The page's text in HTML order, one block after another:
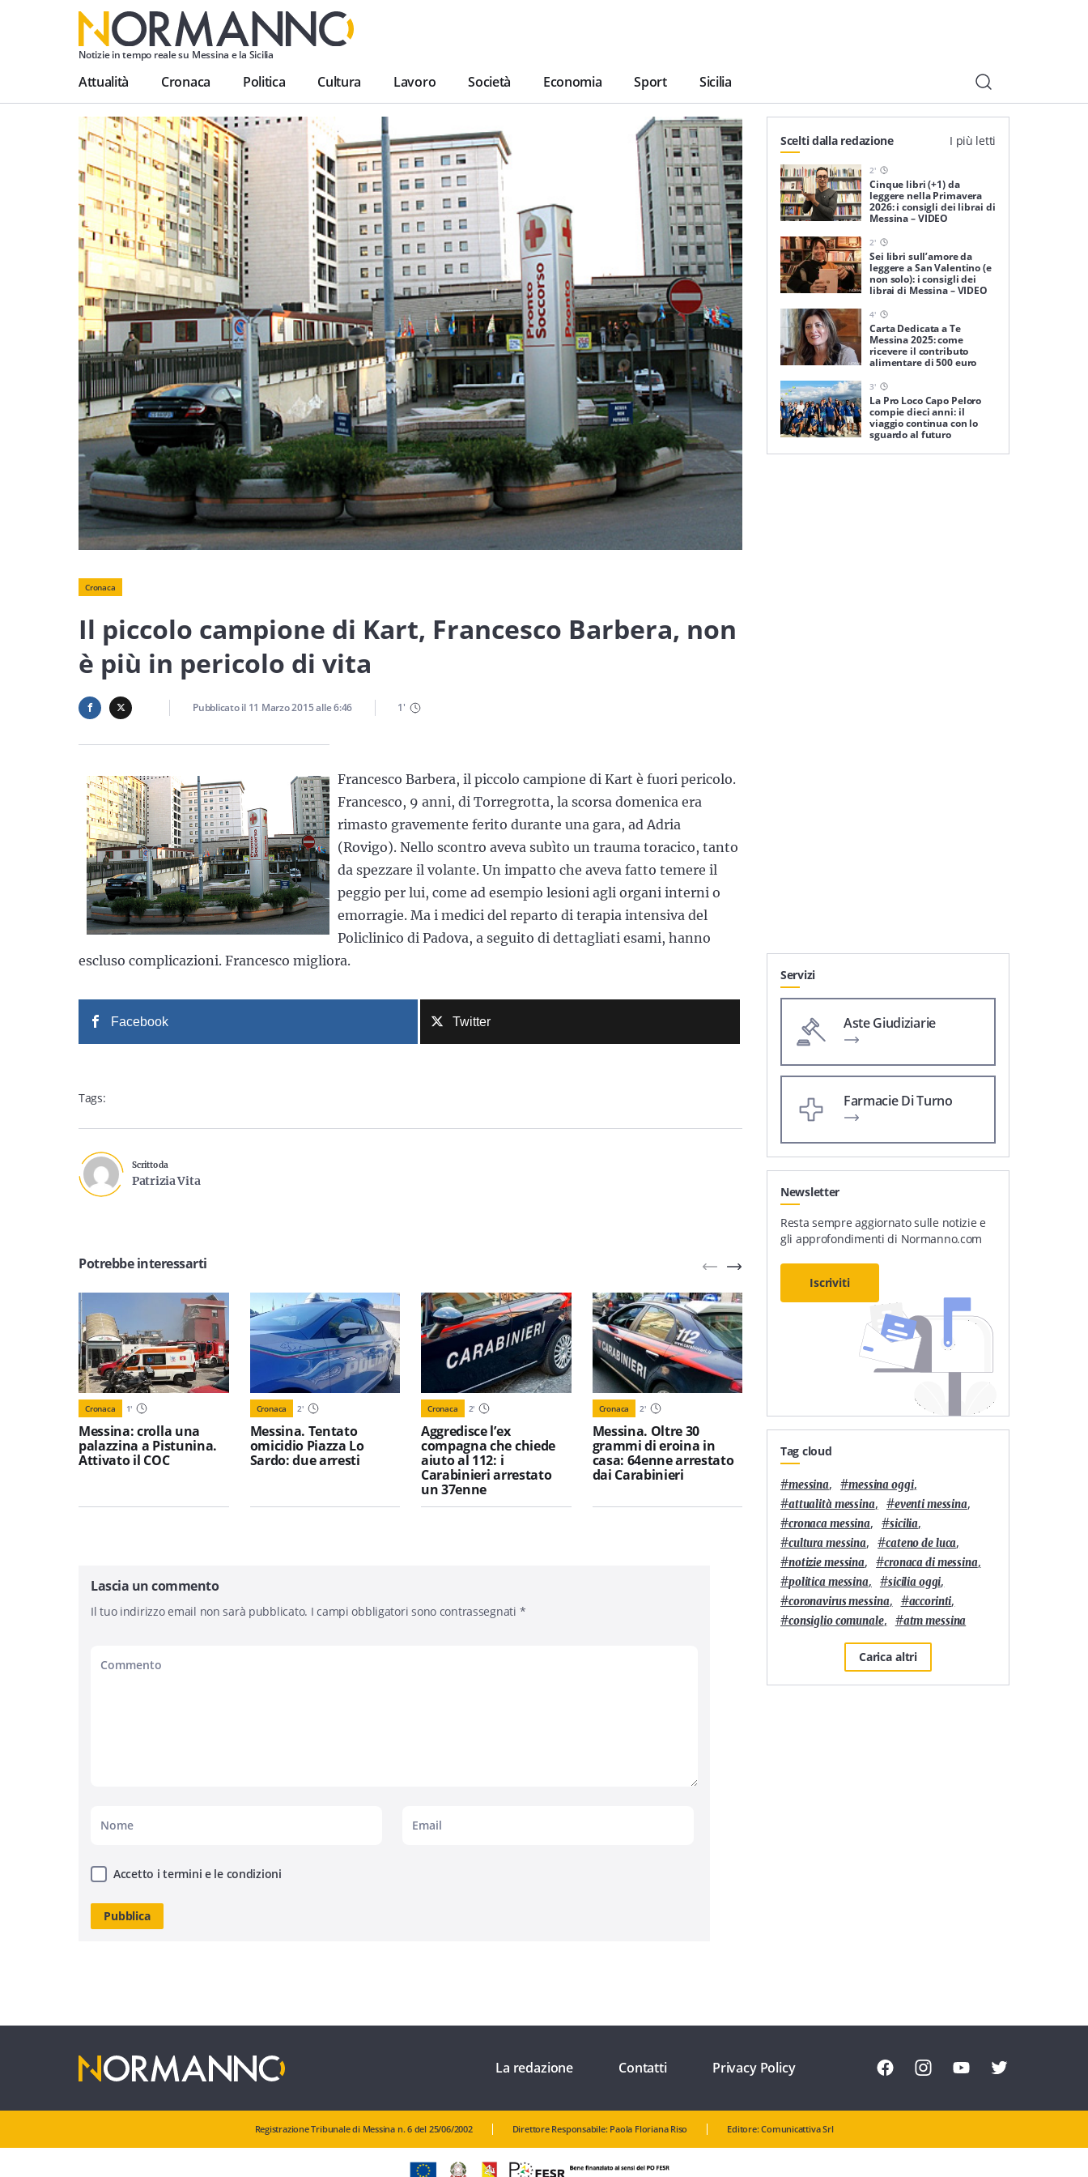
Notizie in tempo reale su Messina e la Sicilia
Attualità Cronaca Politica Cultura Lavoro Società Economia Sport Sicilia
Cronaca
Il piccolo campione di Kart, Francesco Barbera, non
è più in pericolo di vita
Pubblicato il 11 Marzo 2015alle6:46 1'
Francesco Barbera, il piccolo campione di Kart è fuori pericolo.
Francesco, 9 anni, di Torregrotta, la scorsa domenica era
rimasto gravemente ferito durante una gara, ad Adria
(Rovigo). Nello scontro aveva subìto un trauma toracico, tanto
da spezzare il volante. Un impatto che aveva fatto temere il
peggio per lui, come ad esempio lesioni agli organi interni o
emorragie. Ma i medici del reparto di terapia intensiva del
Policlinico di Padova, a seguito di dettagliati esami, hanno
escluso complicazioni. Francesco migliora.
Facebook Twitter
Tags:
Scritto da
Patrizia Vita
Potrebbe interessarti
Cronaca 1'
Messina: crolla una
palazzina a Pistunina.
Attivato il COC
Cronaca 2'
Messina. Tentato
omicidio Piazza Lo
Sardo: due arresti
Cronaca 2'
Aggredisce l’ex
compagna che chiede
aiuto al 112: i
Carabinieri arrestato
un 37enne
Cronaca 2'
Messina. Oltre 30
grammi di eroina in
casa: 64enne arrestato
dai Carabinieri
Furto di energia
elettrica: 12 persone
denunciate a Messina
'
Estorsione e minacce ad
Lascia un commento
Il tuo indirizzo email non sarà pubblicato. I campi obbligatori sono contrassegnati *
Accetto i termini e le condizioni
Scelti dalla redazione I più letti
2'
Cinque libri (+1) da
leggere nella Primavera
2026: i consigli dei librai di
Messina – VIDEO
2'
Sei libri sull’amore da
leggere a San Valentino (e
non solo): i consigli dei
librai di Messina – VIDEO
4'
Carta Dedicata a Te
Messina 2025: come
ricevere il contributo
alimentare di 500 euro
3'
La Pro Loco Capo Peloro
compie dieci anni: il
viaggio continua con lo
sguardo al futuro
Servizi
Aste Giudiziarie
Farmacie Di Turno
Newsletter
Resta sempre aggiornato sulle notizie e
gli approfondimenti di Normanno.com
Iscriviti
Tag cloud
#messina, #messina oggi,
#attualità messina, #eventi messina,
#cronaca messina, #sicilia,
#cultura messina, #cateno de luca,
#notizie messina, #cronaca di messina,
#politica messina, #sicilia oggi,
#coronavirus messina, #accorinti,
#consiglio comunale, #atm messina
Carica altri
La redazione Contatti Privacy Policy
Registrazione Tribunale di Messina n. 6 del 25/06/2002 Direttore Responsabile: Paola Floriana Riso Editore: Comunicattiva Srl